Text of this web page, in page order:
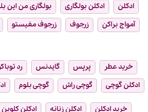
ادکلن ادکلن بولگاری بولگاری من این
آمواج براکن
زرجوف زرجوف مفیستو
خرید عطر پرپس گایدنس رد
ادکلن گوچی
گوچی راش گوچی بلوم
خرید ادکلن ادکلن زنانه ادکلن